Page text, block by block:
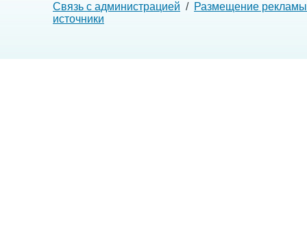
Связь с администрацией / Размещение рекламы
источники